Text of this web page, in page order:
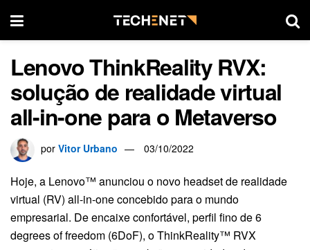
Lenovo ThinkReality RVX:
solução de realidade virtual
all-in-one para o Metaverso
por Vitor Urbano 03/10/2022
Hoje, a Lenovo™ anunciou o novo headset de realidade
virtual (RV) all-in-one concebido para o mundo
empresarial. De encaixe confortável, perfil fino de 6
degrees of freedom (6DoF), o ThinkReality™ RVX